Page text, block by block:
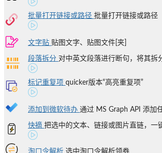
批量打开链接或路径 批量打开链接或路径
文字贴 贴图文字、贴图文件[夹]
段落拆分 对中英文段落进行断句，将其拆
标记重复项 quicker版本“高亮重复项”
添加到微软待办 通过 MS Graph API 添加
快摘 把选中的文本、链接或图片直链，一
淘口令解析 选中淘口令解析领券